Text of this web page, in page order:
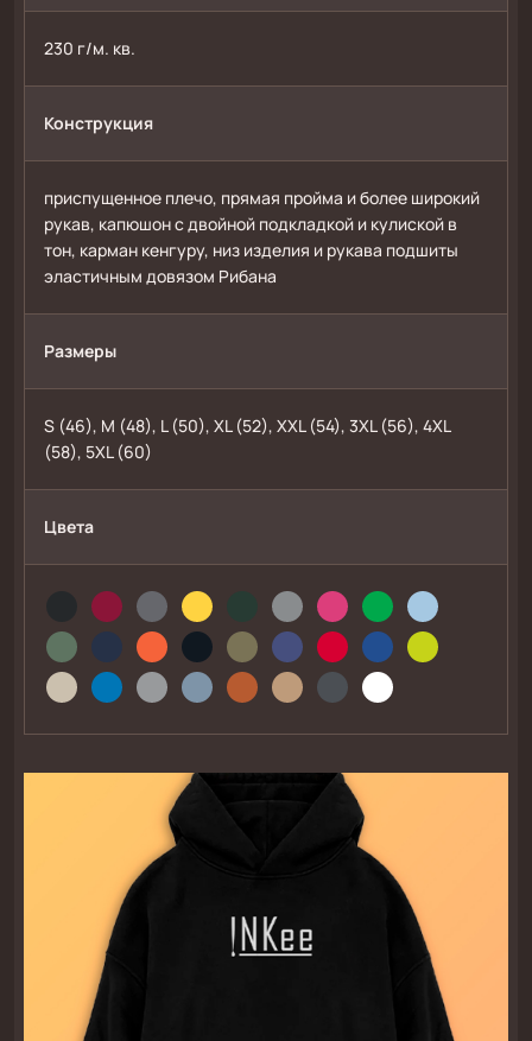
230 г/м. кв.
Конструкция
приспущенное плечо, прямая пройма и более широкий
рукав, капюшон с двойной подкладкой и кулиской в
тон, карман кенгуру, низ изделия и рукава подшиты
эластичным довязом Рибана
Размеры
S (46), M (48), L (50), XL (52), XXL (54), 3XL (56), 4XL
(58), 5XL (60)
Цвета